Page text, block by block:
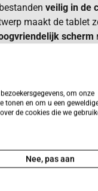
veilig in de
maakt de tablet
scherm
van
levendige
licht. Dit is fijn
Lees meer
om onze
tonen en om u een
de cookies die we
Nee, pas aan